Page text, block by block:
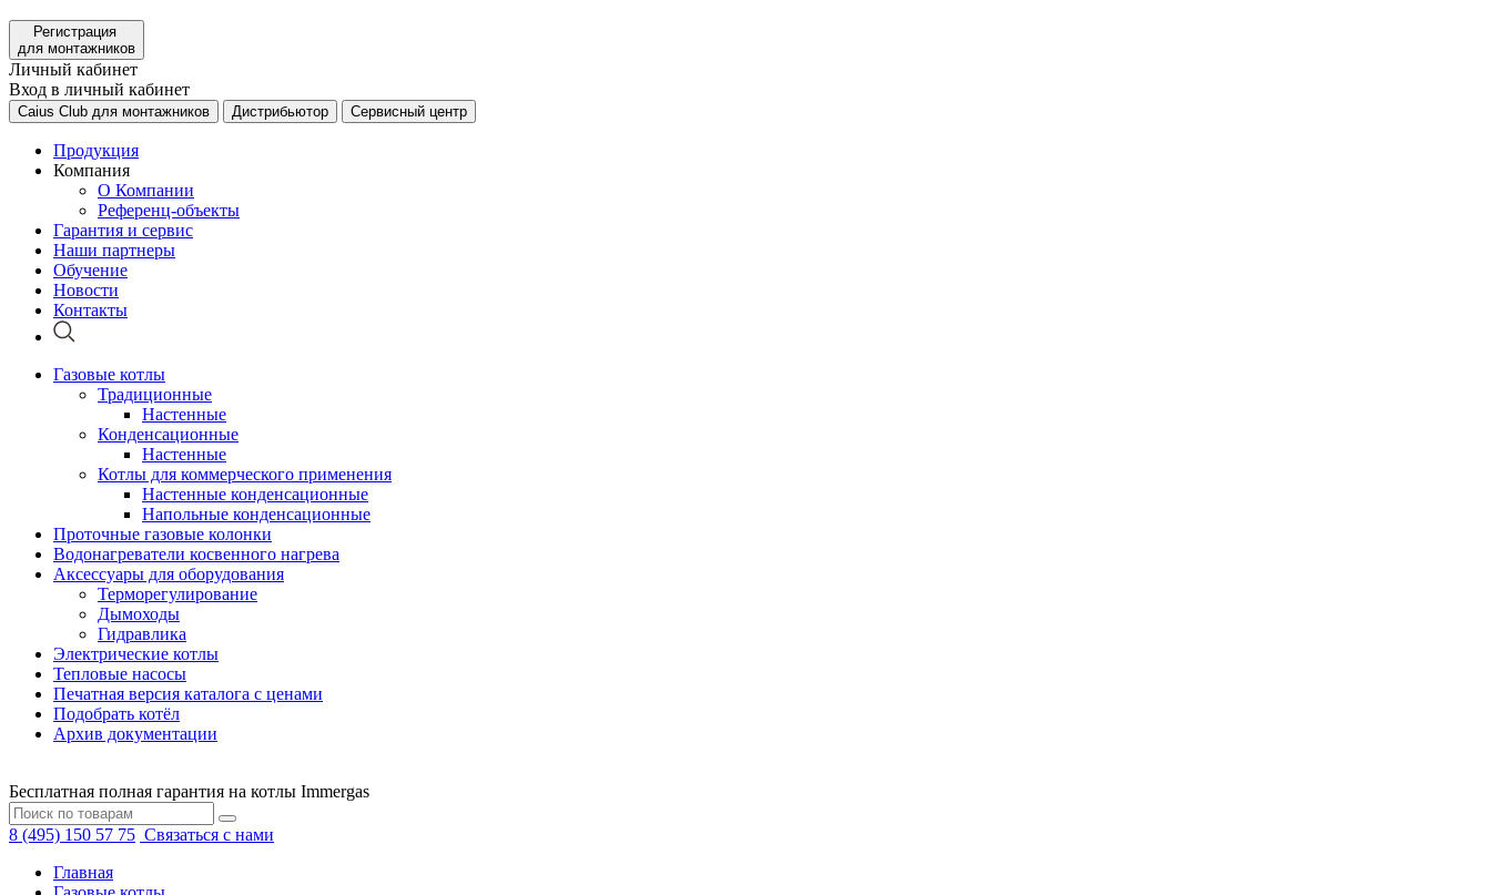
Регистрация
для монтажников
Личный кабинет
Вход в личный кабинет
Caius Club для монтажников Дистрибьютор Сервисный центр
Продукция
Компания
О Компании
Референц-объекты
Гарантия и сервис
Наши партнеры
Обучение
Новости
Контакты
Газовые котлы
Традиционные
Настенные
Конденсационные
Настенные
Котлы для коммерческого применения
Настенные конденсационные
Напольные конденсационные
Проточные газовые колонки
Водонагреватели косвенного нагрева
Аксессуары для оборудования
Терморегулирование
Дымоходы
Гидравлика
Электрические котлы
Тепловые насосы
Печатная версия каталога с ценами
Подобрать котёл
Архив документации
Бесплатная полная гарантия на котлы Immergas
8 (495) 150 57 75 Связаться с нами
Главная